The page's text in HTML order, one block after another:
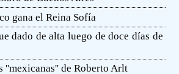
gana el Reina Sofía
dado de alta luego de doce días de
''mexicanas'' de Roberto Arlt